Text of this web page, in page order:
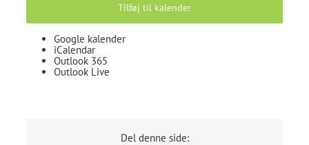
Tilføj til kalender
Google kalender
iCalendar
Outlook 365
Outlook Live
Del denne side: